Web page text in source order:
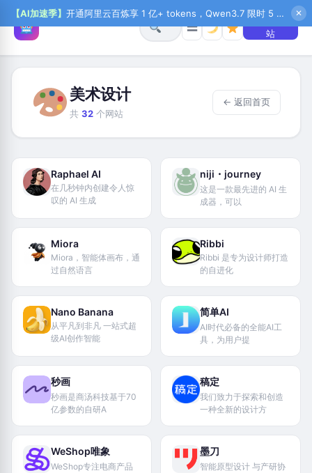
【AI加速季】 开通阿里云百炼享 1 亿+ tokens，Qwen3.7 限时 5 折起，秒悟新注送 1 万积分，加入 OPC 赢百万助力金，QoderWork CN 首月 0 元 ✕
☰
+ 提交网
站
美术设计
共 32个网站
← 返回首页
Raphael AI
在几秒钟内创建令人惊
叹的 AI 生成
niji・journey
这是一款最先进的 AI 生
成器，可以
Miora
Miora，智能体画布，通
过自然语言
Ribbi
Ribbi 是专为设计师打造
的自进化
Nano Banana
从平凡到非凡 一站式超
级AI创作智能
简单AI
AI时代必备的全能AI工
具，为用户提
秒画
秒画是商汤科技基于70
亿参数的自研A
稿定
我们致力于探索和创造
一种全新的设计方
WeShop唯象
WeShop专注电商产品
墨刀
智能原型设计 与产研协